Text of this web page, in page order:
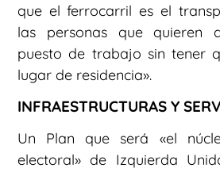
que el ferrocarril es el
las personas que quieren
puesto de trabajo sin tener
lugar de residencia».
INFRAESTRUCTURAS Y
Un Plan que será «el
electoral» de Izquierda